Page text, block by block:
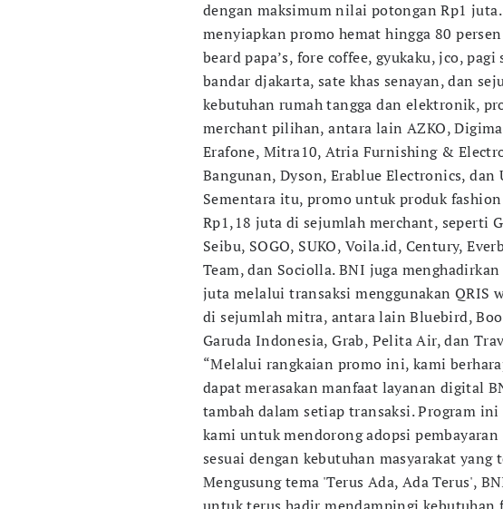
dengan maksimum nilai potongan Rp1
menyiapkan promo hemat hingga 80
beard papa’s, fore coffee, gyukaku, jco,
bandar djakarta, sate khas senayan, dan
kebutuhan rumah tangga dan elektronik,
merchant pilihan, antara lain AZKO,
Erafone, Mitra10, Atria Furnishing &
Bangunan, Dyson, Erablue Electronics, dan
Sementara itu, promo untuk produk
Rp1,18 juta di sejumlah merchant, seperti
Seibu, SOGO, SUKO, Voila.id, Century,
Team, dan Sociolla. BNI juga
juta melalui transaksi menggunakan QRIS
di sejumlah mitra, antara lain Bluebird,
Garuda Indonesia, Grab, Pelita Air, dan
“Melalui rangkaian promo ini, kami
dapat merasakan manfaat layanan digital
tambah dalam setiap transaksi. Program
kami untuk mendorong adopsi
sesuai dengan kebutuhan masyarakat yang
Mengusung tema 'Terus Ada, Ada Terus',